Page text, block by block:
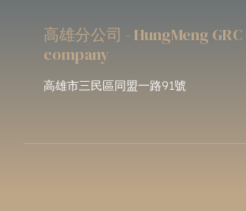
高雄分公司 - HungMeng
company
高雄市三民區同盟一路91號